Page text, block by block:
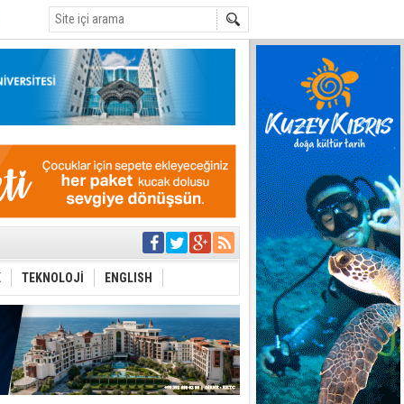
Çevriliyor"
en temel
yitirdi
TEKNOLOJİ ENGLISH